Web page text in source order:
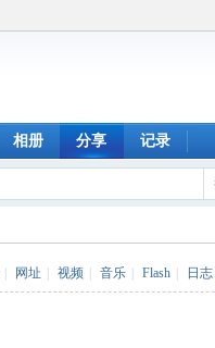
相册 分享 记录
网址 视频 音乐 Flash 日志